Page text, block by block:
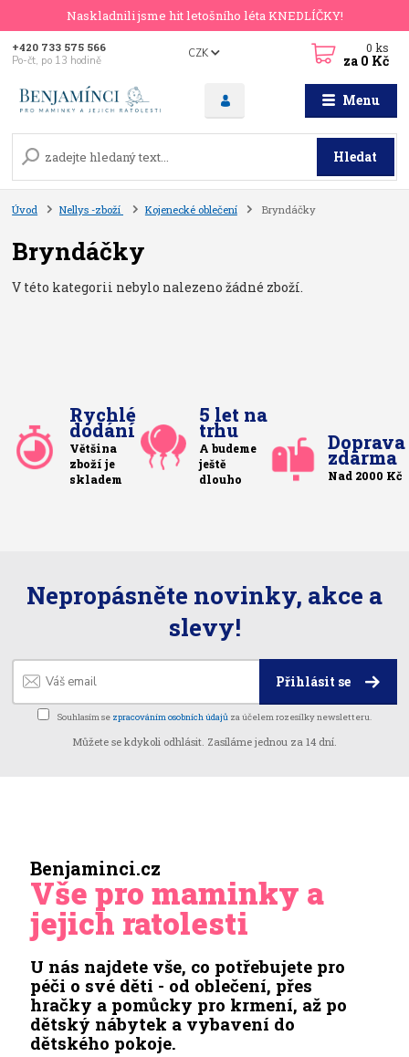
Naskladnili jsme hit letošního léta KNEDLÍČKY!
Menu
CZK
Hledat
+420 733 575 566
Po-čt, po 13 hodině
0ks
za 0 Kč
Úvod Nellys -zboží Kojenecké oblečení Bryndáčky
Bryndáčky
V této kategorii nebylo nalezeno žádné zboží.
Rychlé
dodání
Většina
zboží je
skladem
5 let na
trhu
A budeme
ještě
dlouho
Doprava
zdarma
Nad 2000 Kč
Nepropásněte novinky, akce a
slevy!
Přihlásit se
Souhlasím se zpracováním osobních údajů za účelem rozesílky newsletteru.
Můžete se kdykoli odhlásit. Zasíláme jednou za 14 dní.
Benjaminci.cz
Vše pro maminky a
jejich ratolesti
U nás najdete vše, co potřebujete pro
péči o své děti - od oblečení, přes
hračky a pomůcky pro krmení, až po
dětský nábytek a vybavení do
dětského pokoje.